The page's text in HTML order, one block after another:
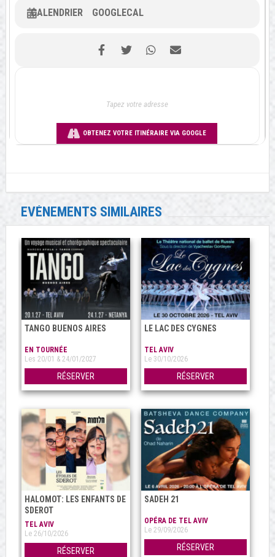
CALENDRIER GOOGLECAL
OBTENEZ VOTRE ITINÉRAIRE VIA GOOGLE
EVÉNEMENTS SIMILAIRES
TANGO BUENOS AIRES
EN TOURNÉE
Les 20/01 & 24/01/2027
RÉSERVER
LE LAC DES CYGNES
TEL AVIV
Le 30/10/2026
RÉSERVER
HALOMOT: LES ENFANTS DE
SDEROT
TEL AVIV
Le 26/10/2026
RÉSERVER
SADEH 21
OPÉRA DE TEL AVIV
Le 29/09/2026
RÉSERVER